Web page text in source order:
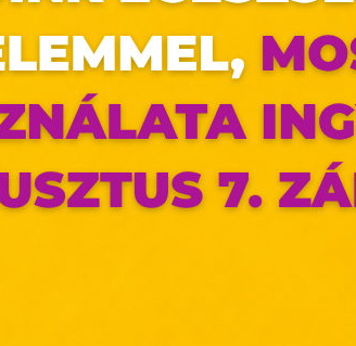
amennyiben szemüveges vagy, vagy
ebben az idősávban is. További részletekért
sütiket használ
„cookie"-kat (továbbiakban „süti")
információt tárolnak webes